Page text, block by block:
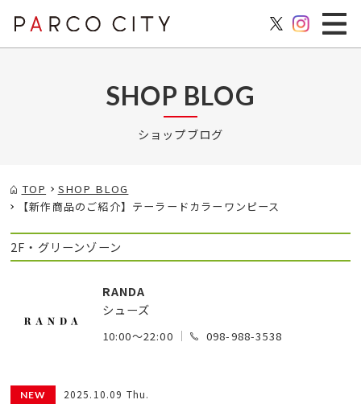
SHOP BLOG
ショップブログ
TOP
SHOP BLOG
【新作商品のご紹介】テーラードカラーワンピース
2F・グリーンゾーン
RANDA
シューズ
10:00～22:00 098-988-3538
2025.10.09 Thu.